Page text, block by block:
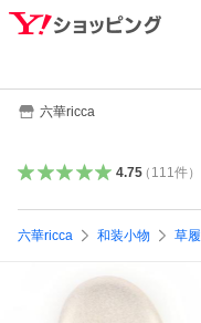
六華ricca
4.75（ 111件）
六華ricca 和装小物 草履